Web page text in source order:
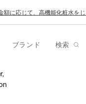
額に応じて、高機能化粧水を
ブランド 検索